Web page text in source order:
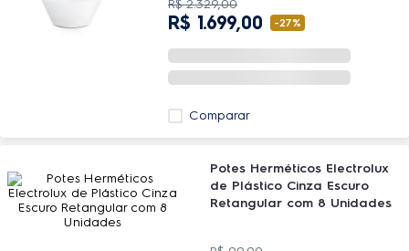
R$ 2.329,00
R$ 1.699,00 -27%
Comparar
Potes Herméticos Electrolux
de Plástico Cinza Escuro
Retangular com 8 Unidades